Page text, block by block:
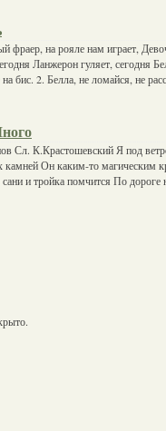
фраер, на рояле нам играет,
Ланжерон гуляет, сегодня
бис. 2. Белла, не ломайся, не
Сл. К.Крастошевский Я под
камней Он каким-то магическим
и тройка помчится По дороге